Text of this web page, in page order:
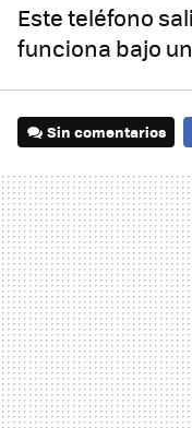
Este teléfono
funciona bajo
Sin comentarios